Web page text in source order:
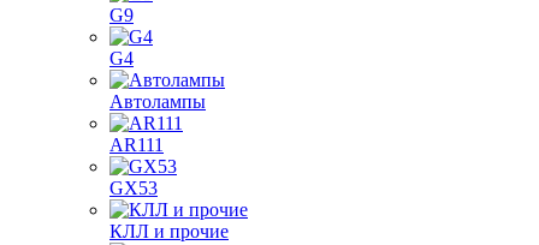
G9
G4
Автолампы
AR111
GX53
КЛЛ и прочие